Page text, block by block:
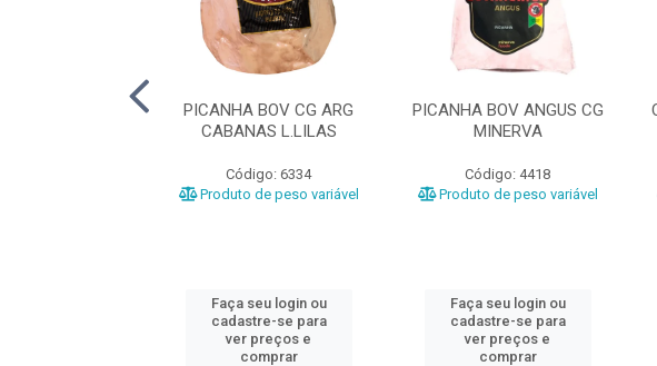
PICANHA BOV CG ARG
CABANAS L.LILAS
Código: 6334
Produto de peso variável
Faça seu login ou
cadastre-se para
ver preços e
comprar
PICANHA BOV ANGUS CG
MINERVA
Código: 4418
Produto de peso variável
Faça seu login ou
cadastre-se para
ver preços e
comprar